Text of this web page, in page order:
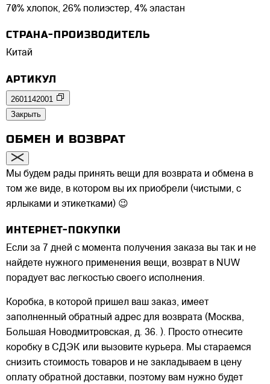
70% хлопок, 26% полиэстер, 4% эластан
СТРАНА-ПРОИЗВОДИТЕЛЬ
Китай
АРТИКУЛ
2601142001
Закрыть
ОБМЕН И ВОЗВРАТ
Мы будем рады принять вещи для возврата и обмена в
том же виде, в котором вы их приобрели (чистыми, с
ярлыками и этикетками) 😉
ИНТЕРНЕТ-ПОКУПКИ
Если за 7 дней с момента получения заказа вы так и не
найдете нужного применения вещи, возврат в NUW
порадует вас легкостью своего исполнения.
Коробка, в которой пришел ваш заказ, имеет
заполненный обратный адрес для возврата (Москва,
Большая Новодмитровская, д. 36. ). Просто отнесите
коробку в СДЭК или вызовите курьера. Мы стараемся
снизить стоимость товаров и не закладываем в цену
оплату обратной доставки, поэтому вам нужно будет